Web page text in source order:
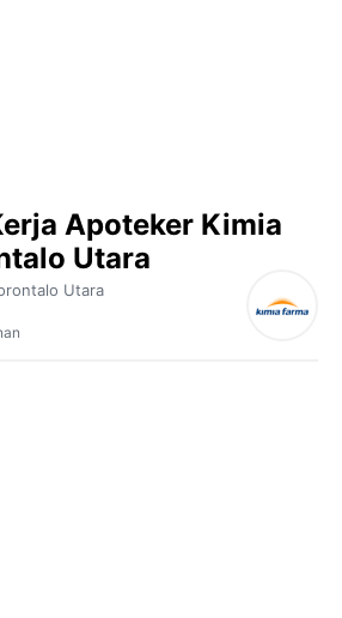
Apoteker Kimia
Utara
Utara